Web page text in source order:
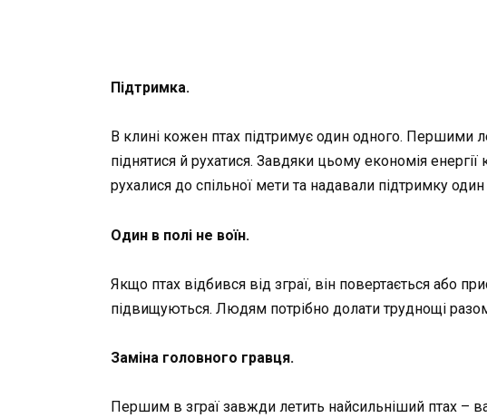
Підтримка.
В клині кожен птах підтримує один одного. Першими
піднятися й рухатися. Завдяки цьому економія
рухалися до спільної мети та надавали підтримку
Один в полі не воїн.
Якщо птах відбився від зграї, він повертається або
підвищуються. Людям потрібно долати труднощі
Заміна головного гравця.
Першим в зграї завжди летить найсильніший птах –